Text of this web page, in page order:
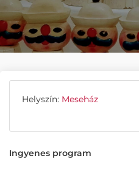
Helyszín: Meseház
Ingyenes program